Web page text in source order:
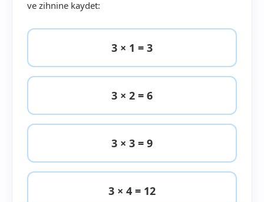
ve zihnine kaydet:
3 × 1 = 3
3 × 2 = 6
3 × 3 = 9
3 × 4 = 12